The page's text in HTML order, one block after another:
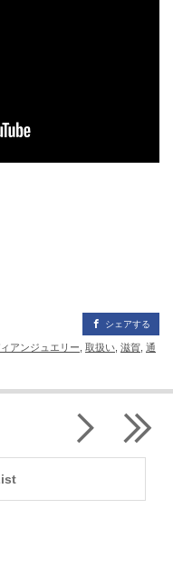
シェアする
アンジュエリー 取扱い 滋賀 通